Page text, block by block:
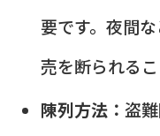
要です。夜間
売を断られるこ
陳列方法： 盗